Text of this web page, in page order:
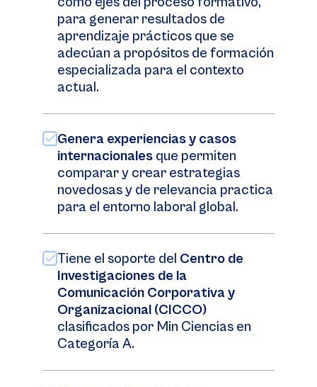
para generar resultados de
aprendizaje prácticos que se
adecúan a propósitos de formación
especializada para el contexto
actual.
Genera experiencias y casos
internacionales que permiten
comparar y crear estrategias
novedosas y de relevancia practica
para el entorno laboral global.
Tiene el soporte del Centro de
Investigaciones de la
Comunicación Corporativa y
Organizacional (CICCO)
clasificados por Min Ciencias en
Categoría A.